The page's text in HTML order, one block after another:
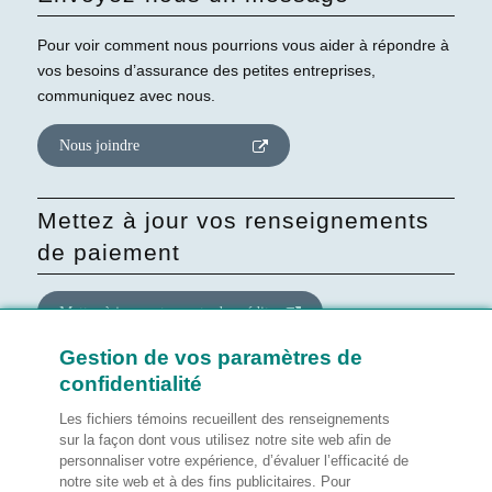
Pour voir comment nous pourrions vous aider à répondre à
vos besoins d’assurance des petites entreprises,
communiquez avec nous.
Nous joindre
Mettez à jour vos renseignements
de paiement
Mettre à jour votre carte de crédit
Mettre à jour le consentement
quant au site Web
Gérer mes préférences
Gestion de vos paramètres de
confidentialité
Les fichiers témoins recueillent des renseignements
sur la façon dont vous utilisez notre site web afin de
personnaliser votre expérience, d’évaluer l’efficacité de
notre site web et à des fins publicitaires. Pour